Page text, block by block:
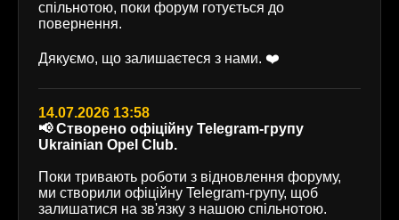
спільнотою, поки форум готується до
повернення.
Дякуємо, що залишаєтеся з нами. ❤️
14.07.2026 13:58
📢 Створено офіційну Telegram-групу
Ukrainian Opel Club.
Поки тривають роботи з відновлення форуму,
ми створили офіційну Telegram-групу, щоб
залишатися на зв'язку з нашою спільнотою.